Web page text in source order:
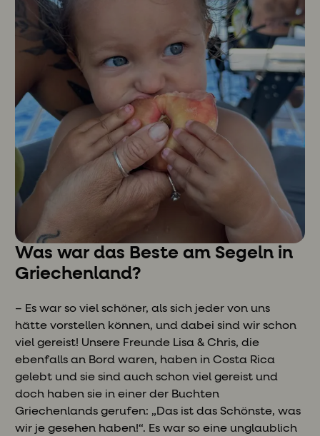
Was war das Beste am Segeln in
Griechenland?
– Es war so viel schöner, als sich jeder von uns
hätte vorstellen können, und dabei sind wir schon
viel gereist! Unsere Freunde Lisa & Chris, die
ebenfalls an Bord waren, haben in Costa Rica
gelebt und sie sind auch schon viel gereist und
doch haben sie in einer der Buchten
Griechenlands gerufen: „Das ist das Schönste, was
wir je gesehen haben!“. Es war so eine unglaublich